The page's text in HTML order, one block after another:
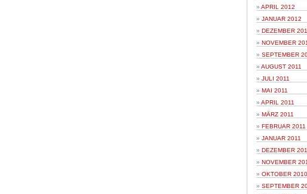
APRIL 2012
JANUAR 2012
DEZEMBER
NOVEMBER
SEPTEMBER
AUGUST 2011
JULI 2011
MAI 2011
APRIL 2011
MÄRZ 2011
FEBRUAR 2011
JANUAR 2011
DEZEMBER
NOVEMBER
OKTOBER 2010
SEPTEMBER